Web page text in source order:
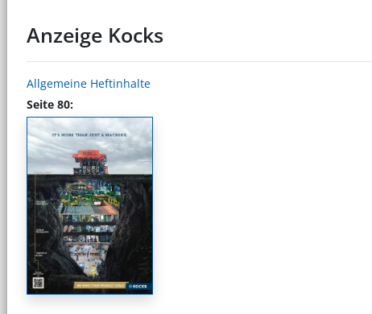
Anzeige Kocks
Allgemeine Heftinhalte
Seite 80: